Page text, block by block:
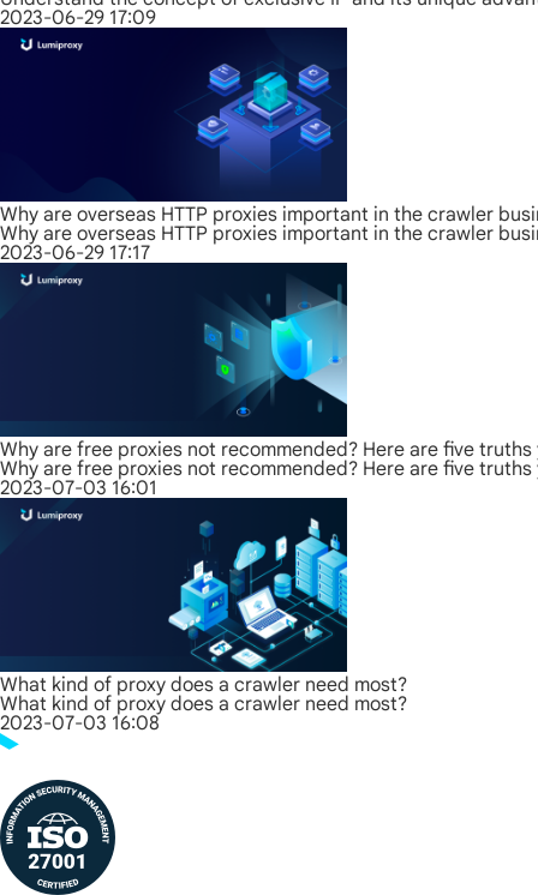
2023-06-29 17:09
Why are overseas HTTP proxies important in the crawler
Why are overseas HTTP proxies important in the crawler
2023-06-29 17:17
Why are free proxies not recommended? Here are five truths
Why are free proxies not recommended? Here are five truths
2023-07-03 16:01
What kind of proxy does a crawler need most?
What kind of proxy does a crawler need most?
2023-07-03 16:08